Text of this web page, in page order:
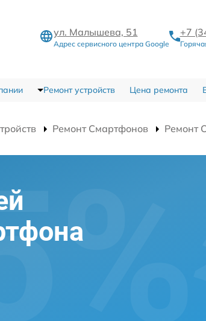
ул. Малышева, 51
Адрес сервисного центра Google
+7
Ремонт устройств Цена ремонта
Ремонт Смартфонов Ремонт